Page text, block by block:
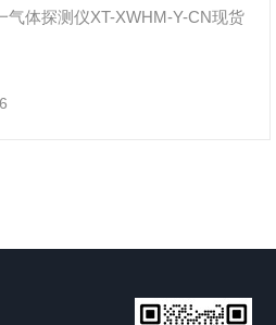
气体探测仪XT-XWHM-Y-CN现货